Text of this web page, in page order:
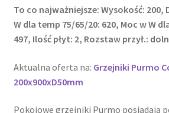
To co najważniejsze: Wysokość: 200,
W dla temp 75/65/20: 620, Moc w W
497, Ilość płyt: 2, Rozstaw przył.:
Aktualna oferta na: Grzejniki Purmo
200x900xD50mm
Pokojowe grzejniki Purmo posiadają